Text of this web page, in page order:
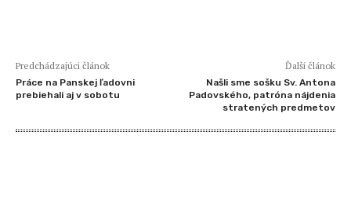
Predchádzajúci článok
Práce na Panskej ľadovni
prebiehali aj v sobotu
Ďalší článok
Našli sme sošku Sv. Antona
Padovského, patróna nájdenia
stratených predmetov